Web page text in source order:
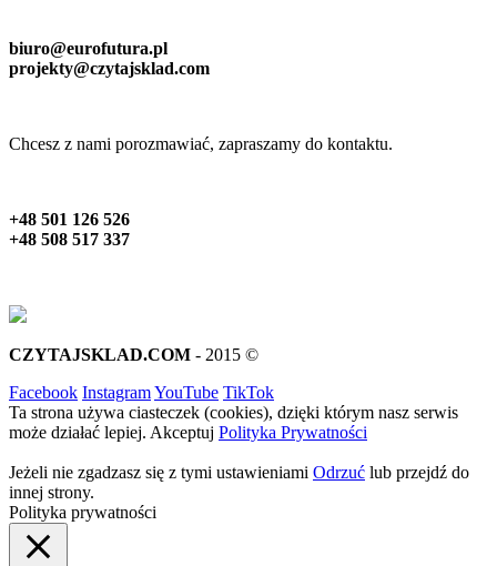
biuro@eurofutura.pl
projekty@czytajsklad.com
Chcesz z nami porozmawiać, zapraszamy do kontaktu.
+48 501 126 526
+48 508 517 337
CZYTAJSKLAD.COM - 2015 ©
Facebook InstagramYouTube TikTok
Ta strona używa ciasteczek (cookies), dzięki którym nasz serwis
może działać lepiej. Akceptuj Polityka Prywatności
Jeżeli nie zgadzasz się z tymi ustawieniami Odrzuć lub przejdź do
innej strony.
Polityka prywatności